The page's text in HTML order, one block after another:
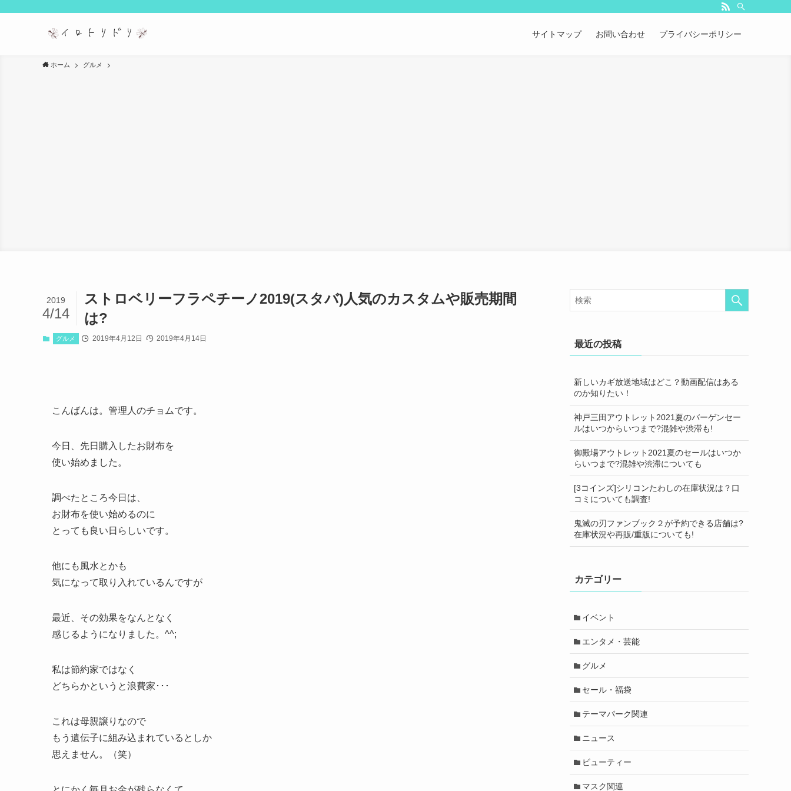
サイトマップ お問い合わせ プライバシーポリシー
ホーム グルメ
ストロベリーフラペチーノ2019(スタバ)人気のカスタムや販売期間
は?
2019
4/14
グルメ 2019年4月12日 2019年4月14日
こんばんは。管理人のチョムです。
今日、先日購入したお財布を
使い始めました。
調べたところ今日は、
お財布を使い始めるのに
とっても良い日らしいです。
他にも風水とかも
気になって取り入れているんですが
最近、その効果をなんとなく
感じるようになりました。^^;
私は節約家ではなく
どちらかというと浪費家･･･
これは母親譲りなので
もう遺伝子に組み込まれているとしか
思えません。（笑）
最近の投稿
新しいカギ放送地域はどこ？動画配信はある
のか知りたい！
神戸三田アウトレット2021夏のバーゲンセー
ルはいつからいつまで?混雑や渋滞も!
御殿場アウトレット2021夏のセールはいつか
らいつまで?混雑や渋滞についても
[3コインズ]シリコンたわしの在庫状況は？口
コミについても調査!
鬼滅の刃ファンブック２が予約できる店舗は?
在庫状況や再販/重版についても!
カテゴリー
イベント
エンタメ・芸能
グルメ
セール・福袋
テーマパーク関連
ニュース
ビューティー
マスク関連